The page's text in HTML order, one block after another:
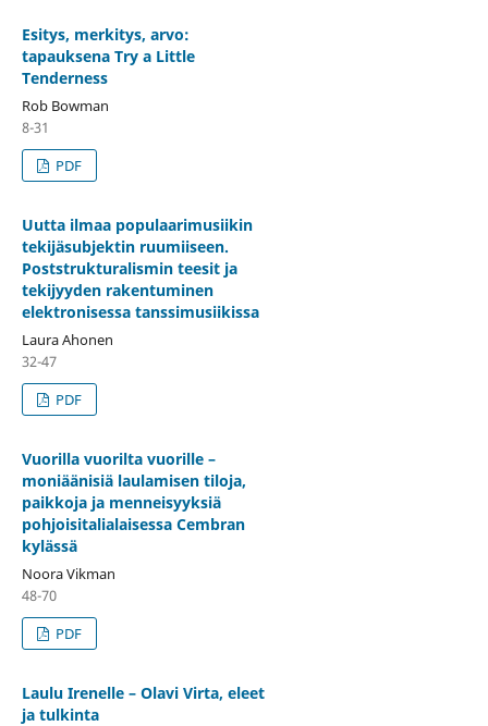
Esitys, merkitys, arvo:
tapauksena Try a Little
Tenderness
Rob Bowman
8-31
PDF
Uutta ilmaa populaarimusiikin
tekijäsubjektin ruumiiseen.
Poststrukturalismin teesit ja
tekijyyden rakentuminen
elektronisessa tanssimusiikissa
Laura Ahonen
32-47
PDF
Vuorilla vuorilta vuorille –
moniäänisiä laulamisen tiloja,
paikkoja ja menneisyyksiä
pohjoisitalialaisessa Cembran
kylässä
Noora Vikman
48-70
PDF
Laulu Irenelle – Olavi Virta, eleet
ja tulkinta